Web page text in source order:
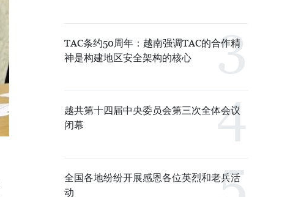
TAC条约50周年：越南强调TAC的合作精
神是构建地区安全架构的核心
越共第十四届中央委员会第三次全体会议
闭幕
全国各地纷纷开展感恩各位英烈和老兵活
动